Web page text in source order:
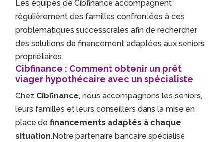
Les équipes de Cibfinance accompagnent
régulièrement des familles confrontées à ces
problématiques successorales afin de rechercher
des solutions de financement adaptées aux seniors
propriétaires.
Cibfinance : Comment obtenir un prêt
viager hypothécaire avec un spécialiste
Chez Cibfinance, nous accompagnons les seniors,
leurs familles et leurs conseillers dans la mise en
place definancements adaptés à chaque
situation.Notre partenaire bancaire spécialisé